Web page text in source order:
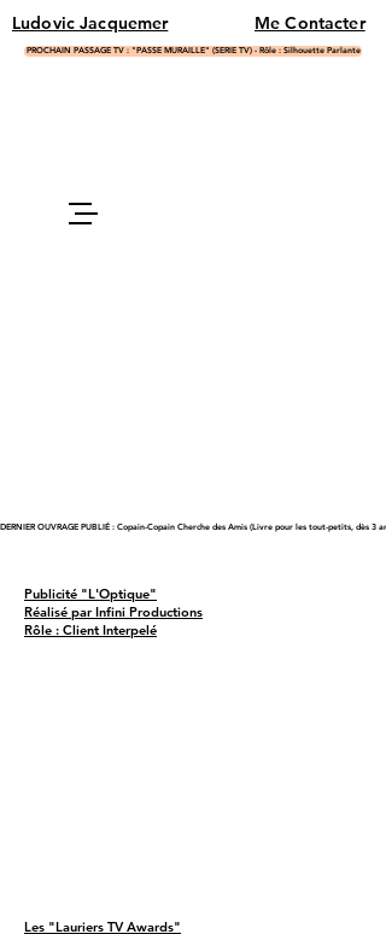
Ludovic Jacquemer Me Contacter
Publicité "L'Optique"
Réalisé par Infini Productions
Rôle : Client Interpelé
PROCHAIN PASSAGE TV : "PASSE MURAILLE" (SERIE TV) - Rôle : Silhouette Parlante
DERNIER OUVRAGE PUBLIÉ : Copain-Copain Cherche des Amis (Livre pour les tout-petits, dès 3
Les "Lauriers TV Awards"